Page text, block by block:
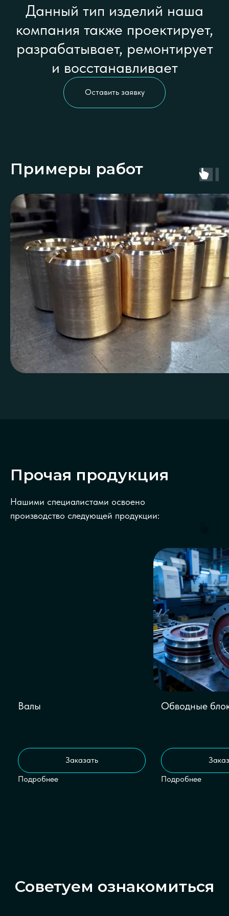
Данный тип изделий наша
компания также проектирует,
разрабатывает, ремонтирует
и восстанавливает
Оставить заявку
Примеры работ
Прочая продукция
Нашими специалистами освоено
производство следующей продукции:
Валы
Заказать
Подробнее
Обводные
Подробнее
Советуем ознакомиться